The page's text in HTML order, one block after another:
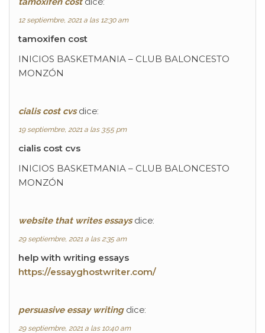
12 septiembre, 2021 a las 12:30 am
tamoxifen cost
INICIOS BASKETMANIA – CLUB BALONCESTO
MONZÓN
cialis cost cvs dice:
19 septiembre, 2021 a las 3:55 pm
cialis cost cvs
INICIOS BASKETMANIA – CLUB BALONCESTO
MONZÓN
website that writes essays dice:
29 septiembre, 2021 a las 2:35 am
help with writing essays
https://essayghostwriter.com/
persuasive essay writing dice:
29 septiembre, 2021 a las 10:40 am